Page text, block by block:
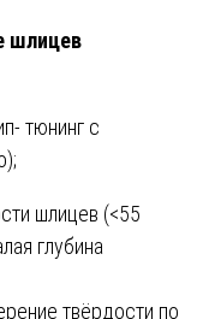
шлицев
тюнинг с
шлицев (<55
глубина
твёрдости по